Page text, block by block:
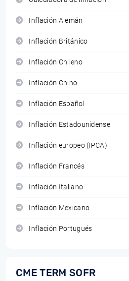
Inflación Alemán
Inflación Británico
Inflación Chileno
Inflación Chino
Inflación Español
Inflación Estadounidense
Inflación europeo (IPCA)
Inflación Francés
Inflación Italiano
Inflación Mexicano
Inflación Portugués
CME TERM SOFR